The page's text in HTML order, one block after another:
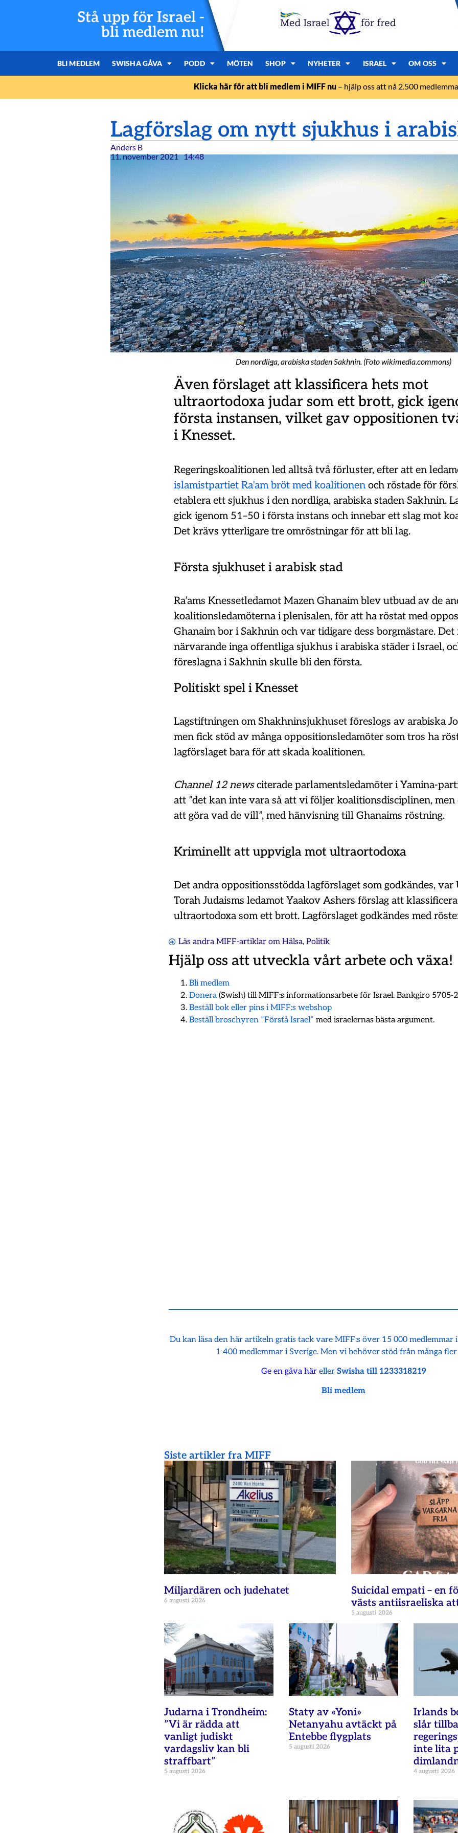
Stå upp för Israel -
bli medlem nu!
BLI MEDLEM SWISHA GÅVA PODD MÖTEN SHOP NYHETER ISRAEL OM OSS
Klicka här för att bli medlem i MIFF nu– hjälp oss att nå 2.500
Lagförslag om nytt sjukhus i
Anders B
11. november 2021 14:48
Den nordliga, arabiska staden Sakhnin. (Foto wikimedia.commons)
Även förslaget att klassificera hets mot
ultraortodoxa judar som ett brott, gick
första instansen, vilket gav oppositionen
i Knesset.
Regeringskoalitionen led alltså två förluster, efter att en
islamistpartiet Ra’am bröt med koalitionen och röstade för
etablera ett sjukhus i den nordliga, arabiska staden Sakhnin.
gick igenom 51–50 i första instans och innebar ett slag mot
Det krävs ytterligare tre omröstningar för att bli lag.
Första sjukhuset i arabisk stad
Ra’ams Knessetledamot Mazen Ghanaim blev utbuad av de
koalitionsledamöterna i plenisalen, för att ha röstat med
Ghanaim bor i Sakhnin och var tidigare dess borgmästare.
närvarande inga offentliga sjukhus i arabiska städer i Israel,
föreslagna i Sakhnin skulle bli den första.
Politiskt spel i Knesset
Lagstiftningen om Shakhninsjukhuset föreslogs av arabiska
men fick stöd av många oppositionsledamöter som tros ha
lagförslaget bara för att skada koalitionen.
Channel 12 newsciterade parlamentsledamöter i Yamina-
att ”det kan inte vara så att vi följer koalitionsdisciplinen, men
att göra vad de vill”, med hänvisning till Ghanaims röstning.
Kriminellt att uppvigla mot ultraortodoxa
Det andra oppositionsstödda lagförslaget som godkändes, var
Torah Judaisms ledamot Yaakov Ashers förslag att
ultraortodoxa som ett brott. Lagförslaget godkändes med
Läs andra MIFF-artiklar om Hälsa, Politik
Hjälp oss att utveckla vårt arbete och växa!
Bli medlem
Donera (Swish) till MIFF:s informationsarbete för Israel. Bankgiro 5705-
Beställ bok eller pins i MIFF:s webshop
Beställ broschyren ”Förstå Israel” med israelernas bästa argument.
Du kan läsa den här artikeln gratis tack vare MIFF:s över 15 000 medlemmar
1 400 medlemmar i Sverige. Men vi behöver stöd från många
Ge en gåva häreller Swisha till 1233318219
Bli medlem
Siste artikler fra MIFF
Miljardären och judehatet
6 augusti 2026
Suicidal empati – en
västs antiisraeliska
5 augusti 2026
Judarna i Trondheim:
”Vi är rädda att
vanligt judiskt
vardagsliv kan bli
straffbart”
5 augusti 2026
Staty av «Yoni»
Netanyahu avtäckt på
Entebbe flygplats
5 augusti 2026
Irlands
slår
inte lita
4 augusti 2026